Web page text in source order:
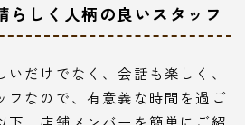
らしく人柄の良いスタッフ
だけでなく、会話も楽しく、
フなので、有意義な時間を過ご